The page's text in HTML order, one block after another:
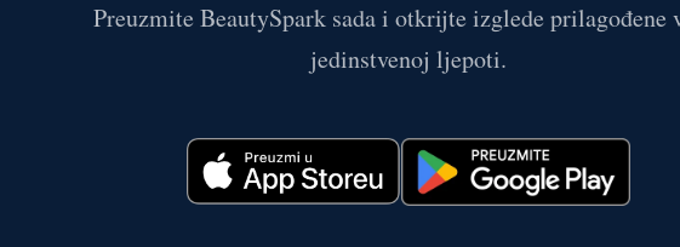
Preuzmite BeautySpark sada i otkrijte izglede prilagođene
jedinstvenoj ljepoti.